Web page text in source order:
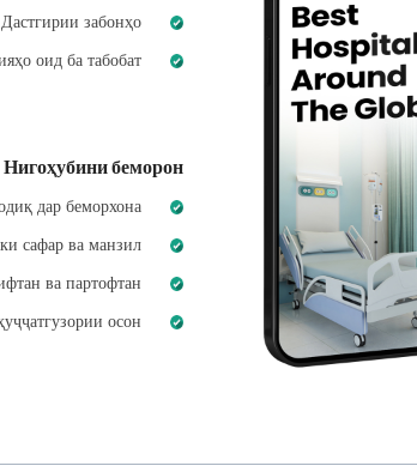
забонҳо
оид ба табобат
Нигоҳубини беморон
дар беморхона
сафар ва манзил
ва партофтан
осон